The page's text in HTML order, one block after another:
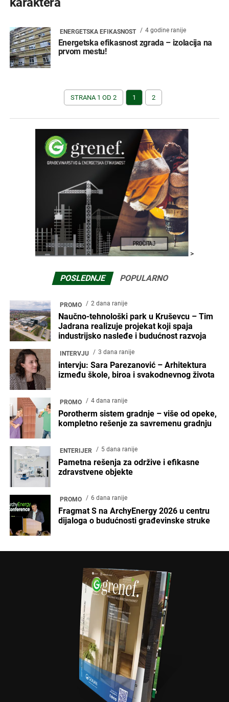
ENERGETSKA EFIKASNOST 4 godine ranije
Energetska efikasnost zgrada – izolacija na
prvom mestu!
STRANA 1 OD 2 1 2
>
POSLEDNJE POPULARNO
PROMO 2 dana ranije
Naučno-tehnološki park u Kruševcu – Tim
Jadrana realizuje projekat koji spaja
industrijsko nasleđe i budućnost razvoja
INTERVJU 3 dana ranije
intervju: Sara Parezanović – Arhitektura
između škole, biroa i svakodnevnog života
PROMO 4 dana ranije
Porotherm sistem gradnje – više od opeke,
kompletno rešenje za savremenu gradnju
ENTERIJER 5 dana ranije
Pametna rešenja za održive i efikasne
zdravstvene objekte
PROMO 6 dana ranije
Fragmat S na ArchyEnergy 2026 u centru
dijaloga o budućnosti građevinske struke